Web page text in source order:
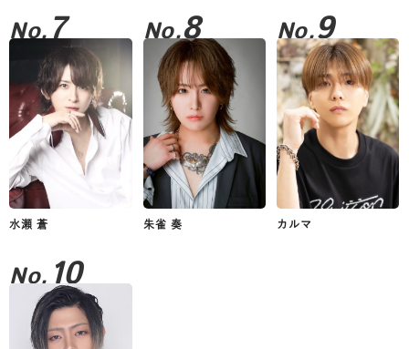
No.7
水瀬 蒼
No.8
朱雀 奏
No.9
カルマ
No.10